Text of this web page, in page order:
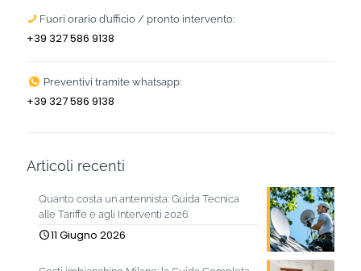
Fuori orario d’ufficio / pronto intervento:
+39 327 586 9138
Preventivi tramite whatsapp:
+39 327 586 9138
Articoli recenti
Quanto costa un antennista: Guida Tecnica
alle Tariffe e agli Interventi 2026
11 Giugno 2026